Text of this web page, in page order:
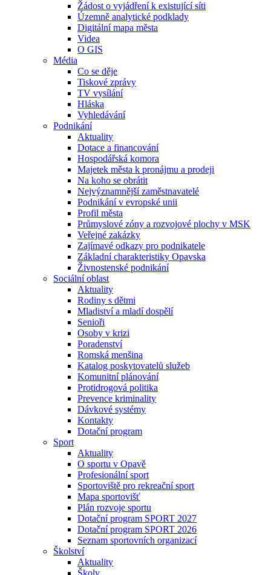
Žádost o vyjádření k existující síti
Územně analytické podklady
Digitální mapa města
Videa
O GIS
Média
Co se děje
Tiskové zprávy
TV vysílání
Hláska
Vyhledávání
Podnikání
Aktuality
Dotace a financování
Hospodářská komora
Majetek města k pronájmu a prodeji
Na koho se obrátit
Nejvýznamnější zaměstnavatelé
Podnikání v evropské unii
Profil města
Průmyslové zóny a rozvojové plochy v MSK
Veřejné zakázky
Zajímavé odkazy pro podnikatele
Základní charakteristiky Opavska
Živnostenské podnikání
Sociální oblast
Aktuality
Rodiny s dětmi
Mladiství a mladí dospělí
Senioři
Osoby v krizi
Poradenství
Romská menšina
Katalog poskytovatelů služeb
Komunitní plánování
Protidrogová politika
Prevence kriminality
Dávkové systémy
Kontakty
Dotační program
Sport
Aktuality
O sportu v Opavě
Profesionální sport
Sportoviště pro rekreační sport
Mapa sportovišť
Plán rozvoje sportu
Dotační program SPORT 2027
Dotační program SPORT 2026
Seznam sportovních organizací
Školství
Aktuality